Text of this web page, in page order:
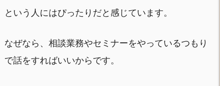
という人にはぴったりだと感じています。
なぜなら、相談業務やセミナーをやっているつもり
で話をすればいいからです。